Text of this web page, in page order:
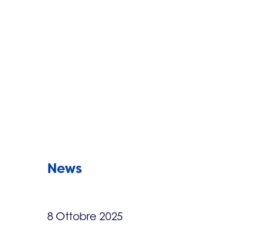
News
8 Ottobre 2025